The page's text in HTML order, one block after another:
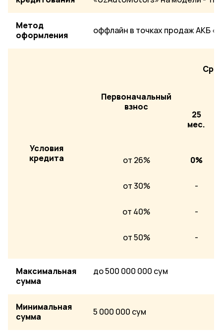
Метод
оформления
оффлайн в точках продаж АКБ
Условия
кредита
Первоначальный
взнос
25
мес.
от 26% 0%
от 30% -
от 40% -
от 50% -
Максимальная
сумма
до 500 000 000 сум
Минимальная
сумма
5 000 000 сум